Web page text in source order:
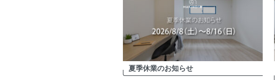
夏季休業のお知らせ